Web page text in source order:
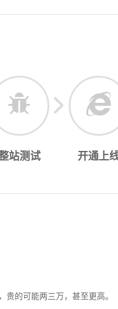
站测试 开通上
的可能两三万，甚至更高。